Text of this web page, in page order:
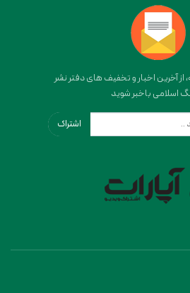
از آخرین اخبار و تخفیف های دفتر نشر
اسلامی باخبر شوید
اشتراک